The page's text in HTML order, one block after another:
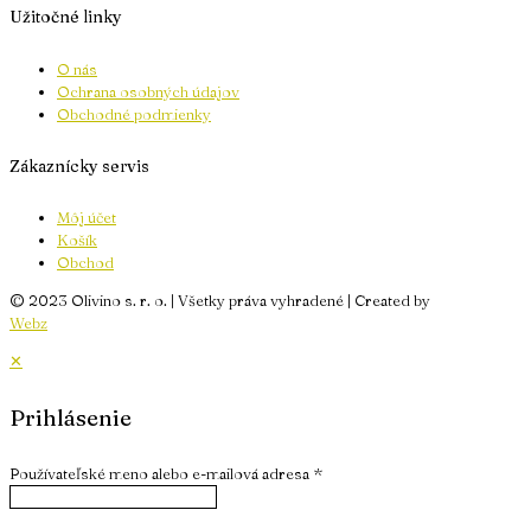
Užitočné linky
O nás
Ochrana osobných údajov
Obchodné podmienky
Zákaznícky servis
Môj účet
Košík
Obchod
© 2023 Olivino s. r. o. | Všetky práva vyhradené | Created by
Webz
✕
Prihlásenie
Používateľské meno alebo e-mailová adresa *